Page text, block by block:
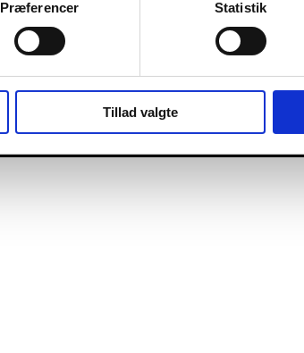
Præferencer Statistik
Tillad valgte